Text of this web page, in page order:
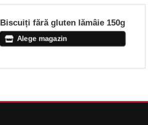
Biscuiți fără gluten lămâie 150g
Alege magazin